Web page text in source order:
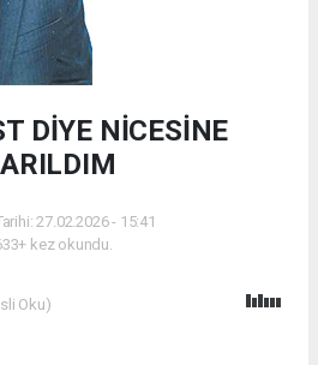
DİYE NİCESİNE
27.02.2026 - 15:41
kez okundu.
Oku)